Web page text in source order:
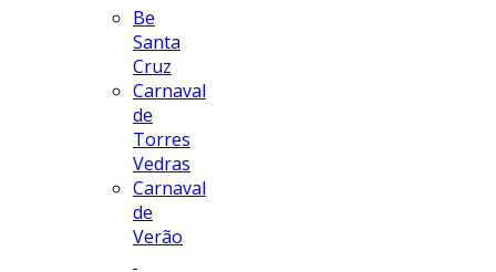
Be
Santa
Cruz
Carnaval
de
Torres
Vedras
Carnaval
de
Verão